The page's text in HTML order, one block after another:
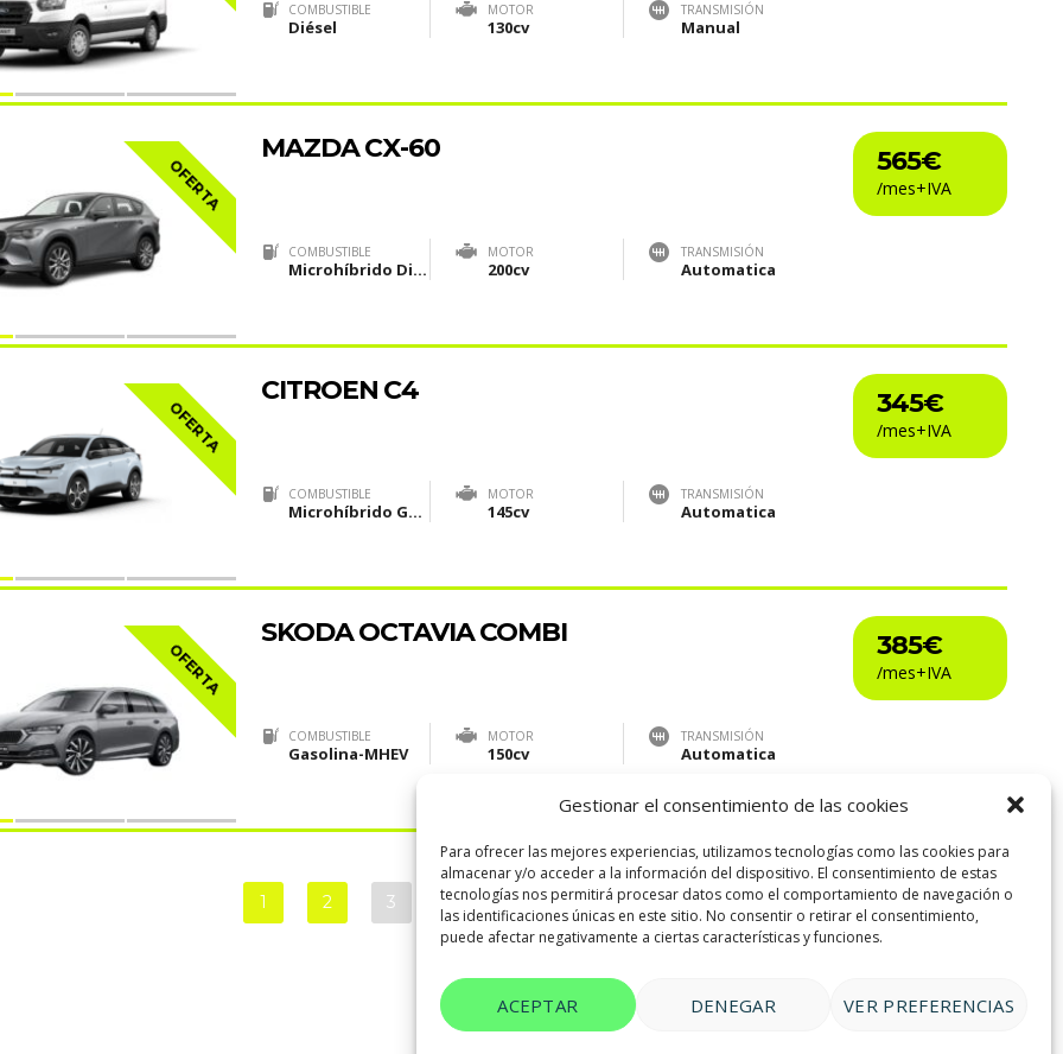
Gestionar el consentimiento de las cookies
Para ofrecer las mejores experiencias, utilizamos tecnologías como las cookies para
almacenar y/o acceder a la información del dispositivo. El consentimiento de estas
tecnologías nos permitirá procesar datos como el comportamiento de navegación o
las identificaciones únicas en este sitio. No consentir o retirar el consentimiento,
puede afectar negativamente a ciertas características y funciones.
ACEPTAR DENEGAR VER PREFERENCIAS
COMBUSTIBLE
Diésel
MOTOR
130cv
TRANSMISIÓN
Manual
OFERTA 565€
MAZDA CX-60
COMBUSTIBLE
Microhíbrido Diesel(MHEV)
MOTOR
200cv
TRANSMISIÓN
Automatica
OFERTA 345€
CITROEN C4
COMBUSTIBLE
Microhíbrido Gasolina (MHEV)
MOTOR
145cv
TRANSMISIÓN
Automatica
OFERTA 385€
SKODA OCTAVIA COMBI
COMBUSTIBLE
Gasolina-MHEV
MOTOR
150cv
TRANSMISIÓN
Automatica
1 2 3 4 5 … 10